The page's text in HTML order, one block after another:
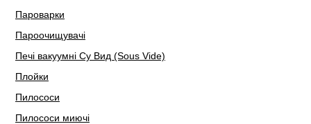
Пароварки
Пароочищувачі
Печі вакуумні Су Вид (Sous Vide)
Плойки
Пилососи
Пилососи миючі